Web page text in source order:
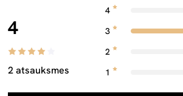
4
2 atsauksmes
4
3
2
1